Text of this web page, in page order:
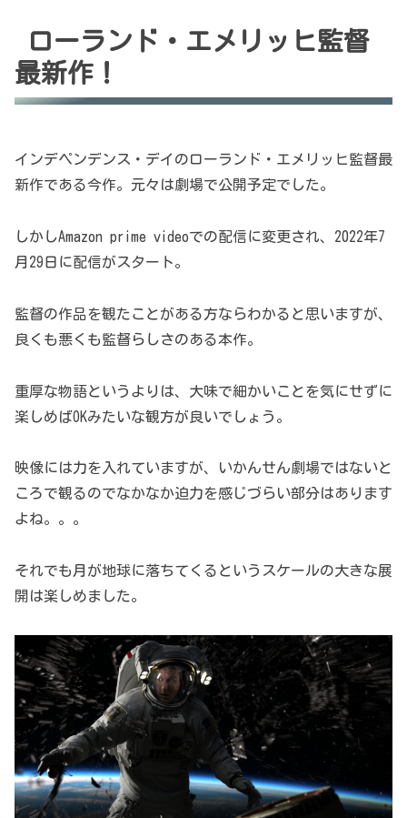
『ム
ー
フ
ル』|
ィ
予
告
編"
ローランド・エメリッヒ監督
最新作！
インデペンデンス・デイのローランド・エメリッヒ監督最
新作である今作。元々は劇場で公開予定でした。
しかしAmazon prime videoでの配信に変更され、2022年7
月29日に配信がスタート。
監督の作品を観たことがある方ならわかると思いますが、
良くも悪くも監督らしさのある本作。
重厚な物語というよりは、大味で細かいことを気にせずに
楽しめばOKみたいな観方が良いでしょう。
映像には力を入れていますが、いかんせん劇場ではないと
ころで観るのでなかなか迫力を感じづらい部分はあります
よね。。。
それでも月が地球に落ちてくるというスケールの大きな展
開は楽しめました。